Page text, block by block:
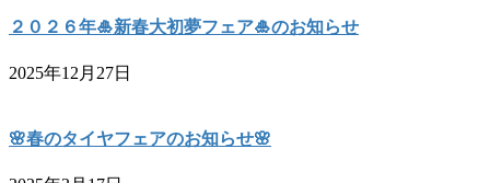
２０２６年🎍新春大初夢フェア🎍のお知らせ
2025年12月27日
🌸春のタイヤフェアのお知らせ🌸